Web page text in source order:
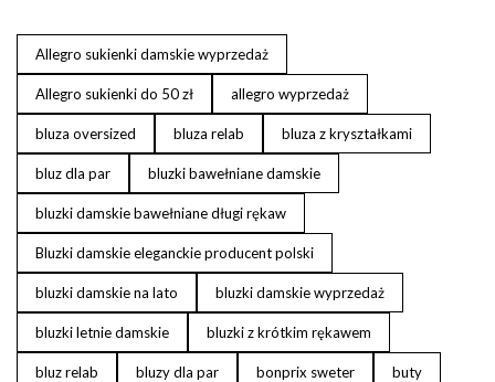
Allegro sukienki damskie wyprzedaż
Allegro sukienki do 50 zł allegro wyprzedaż
bluza oversized bluza relab bluza z kryształkami
bluz dla par bluzki bawełniane damskie
bluzki damskie bawełniane długi rękaw
Bluzki damskie eleganckie producent polski
bluzki damskie na lato bluzki damskie wyprzedaż
bluzki letnie damskie bluzki z krótkim rękawem
bluz relab bluzy dla par bonprix sweter buty